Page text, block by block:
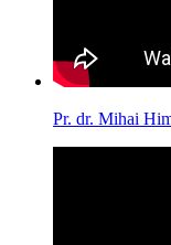
Pr. dr. Mihai